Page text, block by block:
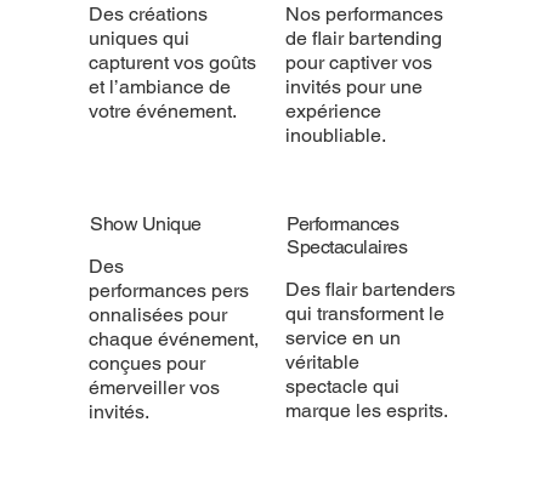
Des créations
uniques qui
capturent vos goûts
et l’ambiance de
votre événement.
Nos performances
de flair bartending
pour captiver vos
invités pour une
expérience
inoubliable.
Show Unique
Des
performances pers
onnalisées pour
chaque événement,
conçues pour
émerveiller vos
invités.
Performances
Spectaculaires
Des flair bartenders
qui transforment le
service en un
véritable
spectacle qui
marque les esprits.